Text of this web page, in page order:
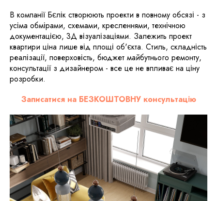
В компанії Бєлік створюють проекти в повному обсязі - з
усіма обмірами, схемами, кресленнями, технічною
документацією, 3Д візуалізаціями. Залежить проект
квартири ціна лише від площі об'єкта. Стиль, складність
реалізації, поверховість, бюджет майбутнього ремонту,
консультації з дизайнером - все це не впливає на ціну
розробки.
Записатися на БЕЗКОШТОВНУ консультацію